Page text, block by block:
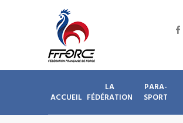
ACCUEIL
LA
FÉDÉRATION
PARA-
SPORT